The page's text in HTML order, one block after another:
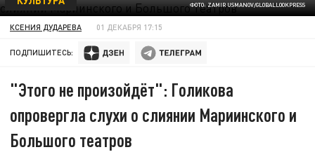
ФОТО: ZAMIR USMANOV/GLOBALLOOKPRESS
КСЕНИЯ ДУДАРЕВА 01 ДЕКАБРЯ 17:15
ПОДПИШИТЕСЬ:
"Этого не произойдёт": Голикова
опровергла слухи о слиянии Мариинского и
Большого театров